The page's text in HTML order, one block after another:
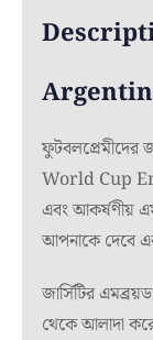
ফুটবলপ্রেমীদের
World Cup
এবং আকর্ষণীয়
আপনাকে দেবে
জার্সিটির
থেকে আলাদা